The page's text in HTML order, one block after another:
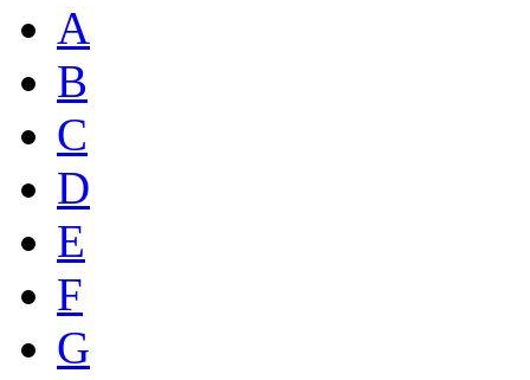
A
B
C
D
E
F
G